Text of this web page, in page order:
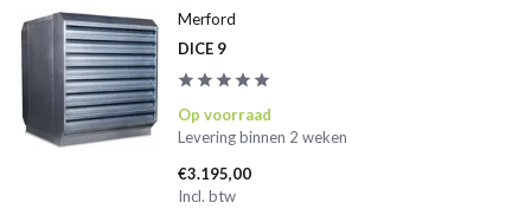
Merford
DICE 9
Op voorraad
Levering binnen 2 weken
€3.195,00
Incl. btw